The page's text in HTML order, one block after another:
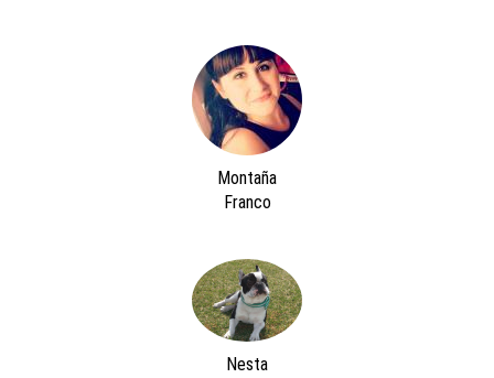
Montaña
Franco
Nesta